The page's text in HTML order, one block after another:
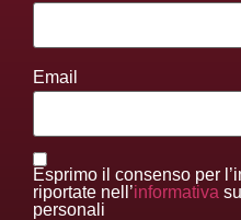
Email
Esprimo il consenso per
riportate nell’informativa
personali